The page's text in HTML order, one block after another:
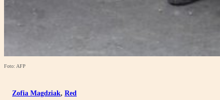
Foto: AFP
Zofia Magdziak, Red